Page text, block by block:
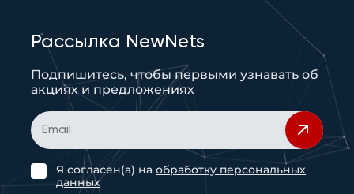
Рассылка NewNets
Подпишитесь, чтобы первыми узнавать об
акциях и предложениях
Я согласен(а) наобработку персональных
данных